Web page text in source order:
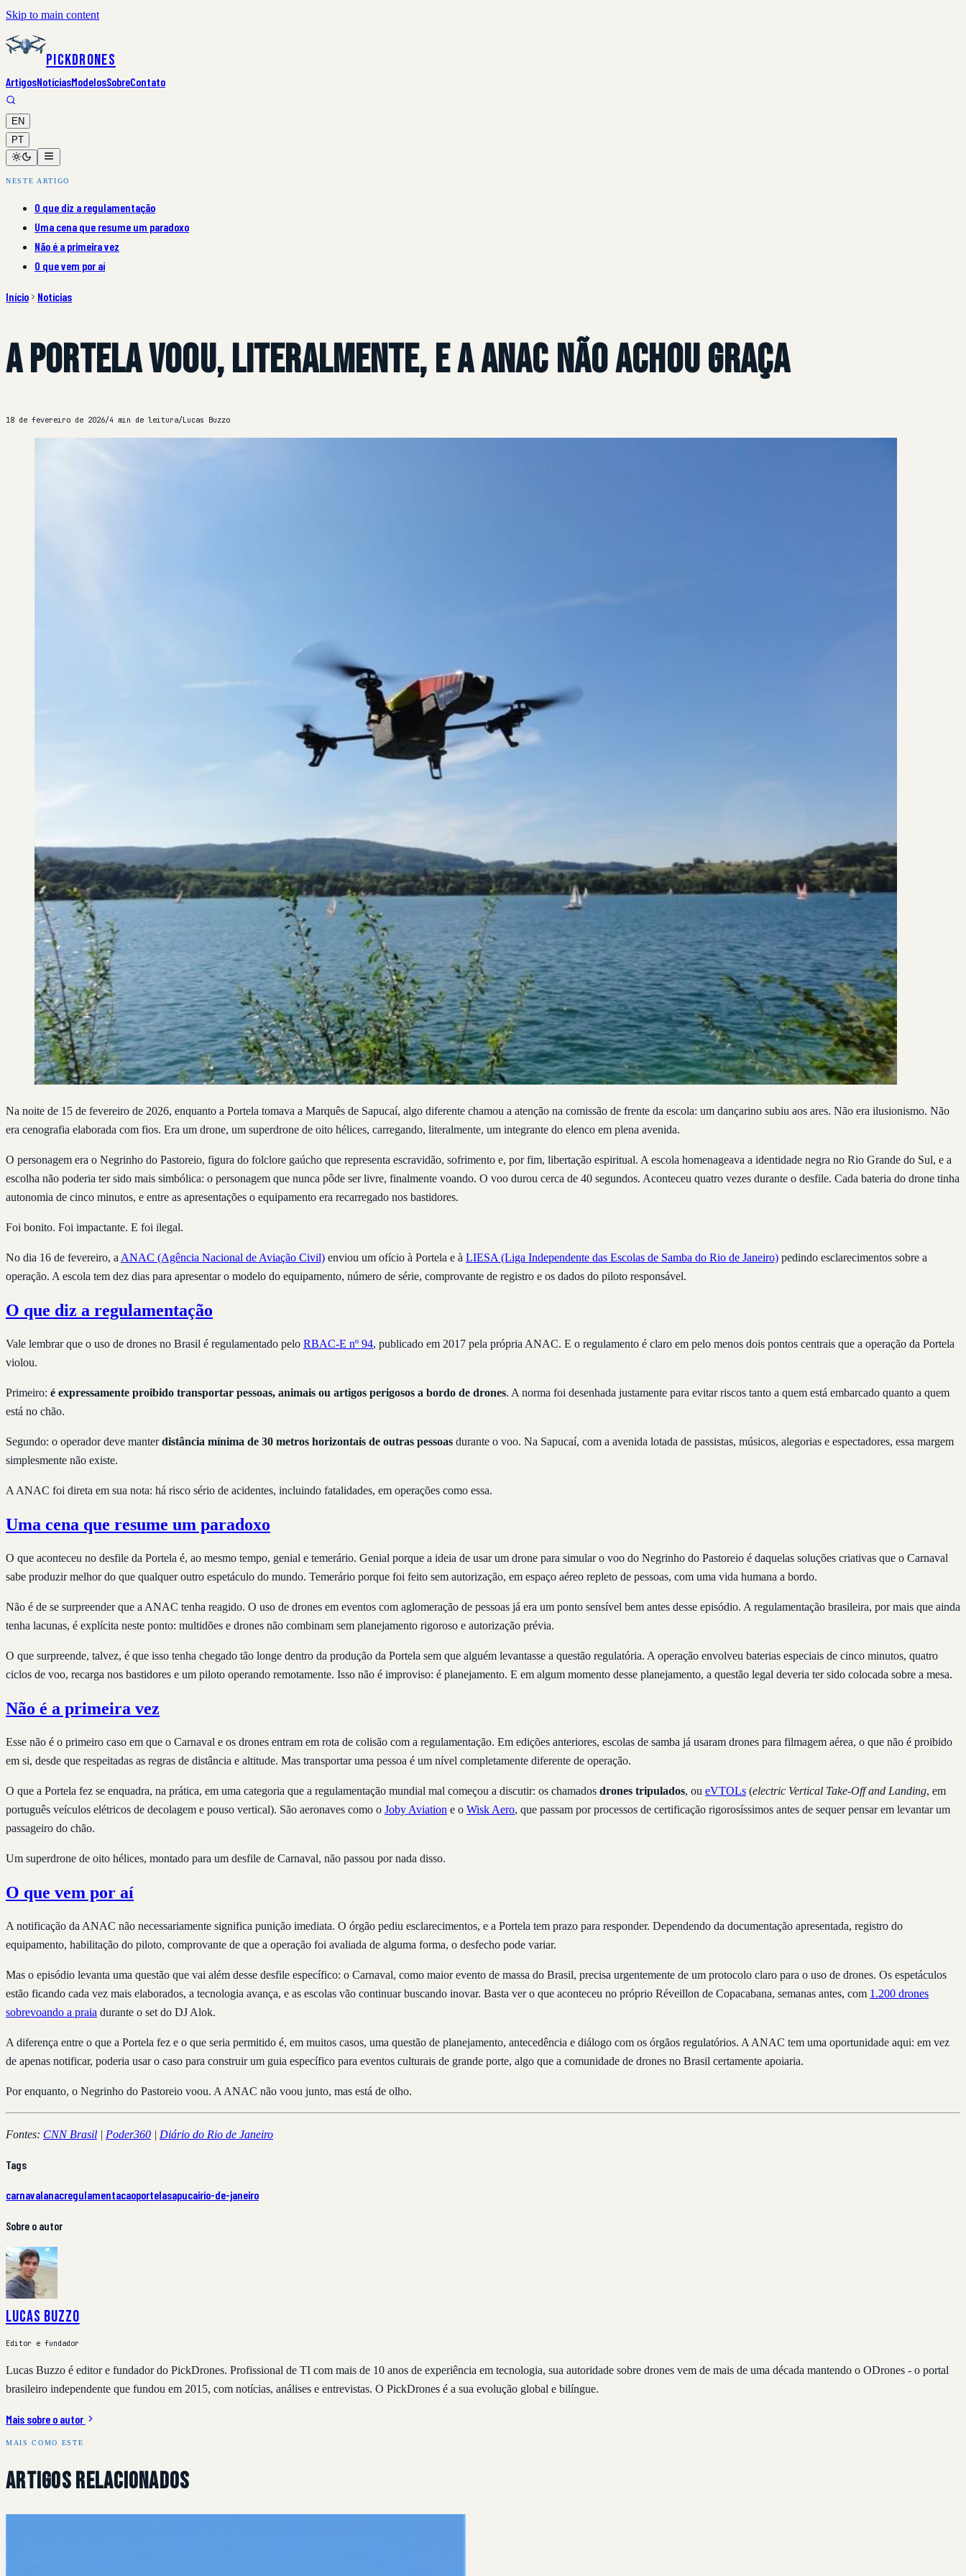
Skip to main content
PickDrones
ArtigosNotíciasModelosSobreContato
EN
PT
NESTE ARTIGO
O que diz a regulamentação
Uma cena que resume um paradoxo
Não é a primeira vez
O que vem por aí
Início Notícias
A Portela voou, literalmente, e a ANAC não achou graça
18 de fevereiro de 2026/4 min de leitura/Lucas Buzzo
Na noite de 15 de fevereiro de 2026, enquanto a Portela tomava a Marquês de Sapucaí, algo diferente chamou a atenção na comissão de frente da escola: um dançarino subiu aos ares. Não era ilusionismo. Não
era cenografia elaborada com fios. Era um drone, um superdrone de oito hélices, carregando, literalmente, um integrante do elenco em plena avenida.
O personagem era o Negrinho do Pastoreio, figura do folclore gaúcho que representa escravidão, sofrimento e, por fim, libertação espiritual. A escola homenageava a identidade negra no Rio Grande do Sul, e a
escolha não poderia ter sido mais simbólica: o personagem que nunca pôde ser livre, finalmente voando. O voo durou cerca de 40 segundos. Aconteceu quatro vezes durante o desfile. Cada bateria do drone tinha
autonomia de cinco minutos, e entre as apresentações o equipamento era recarregado nos bastidores.
Foi bonito. Foi impactante. E foi ilegal.
No dia 16 de fevereiro, a ANAC (Agência Nacional de Aviação Civil) enviou um ofício à Portela e à LIESA (Liga Independente das Escolas de Samba do Rio de Janeiro) pedindo esclarecimentos sobre a
operação. A escola tem dez dias para apresentar o modelo do equipamento, número de série, comprovante de registro e os dados do piloto responsável.
O que diz a regulamentação
Vale lembrar que o uso de drones no Brasil é regulamentado pelo RBAC-E nº 94, publicado em 2017 pela própria ANAC. E o regulamento é claro em pelo menos dois pontos centrais que a operação da Portela
violou.
Primeiro: é expressamente proibido transportar pessoas, animais ou artigos perigosos a bordo de drones. A norma foi desenhada justamente para evitar riscos tanto a quem está embarcado quanto a quem
está no chão.
Segundo: o operador deve manterdistância mínima de 30 metros horizontais de outras pessoas durante o voo. Na Sapucaí, com a avenida lotada de passistas, músicos, alegorias e espectadores, essa margem
simplesmente não existe.
A ANAC foi direta em sua nota: há risco sério de acidentes, incluindo fatalidades, em operações como essa.
Uma cena que resume um paradoxo
O que aconteceu no desfile da Portela é, ao mesmo tempo, genial e temerário. Genial porque a ideia de usar um drone para simular o voo do Negrinho do Pastoreio é daquelas soluções criativas que o Carnaval
sabe produzir melhor do que qualquer outro espetáculo do mundo. Temerário porque foi feito sem autorização, em espaço aéreo repleto de pessoas, com uma vida humana a bordo.
Não é de se surpreender que a ANAC tenha reagido. O uso de drones em eventos com aglomeração de pessoas já era um ponto sensível bem antes desse episódio. A regulamentação brasileira, por mais que ainda
tenha lacunas, é explícita neste ponto: multidões e drones não combinam sem planejamento rigoroso e autorização prévia.
O que surpreende, talvez, é que isso tenha chegado tão longe dentro da produção da Portela sem que alguém levantasse a questão regulatória. A operação envolveu baterias especiais de cinco minutos, quatro
ciclos de voo, recarga nos bastidores e um piloto operando remotamente. Isso não é improviso: é planejamento. E em algum momento desse planejamento, a questão legal deveria ter sido colocada sobre a mesa.
Não é a primeira vez
Esse não é o primeiro caso em que o Carnaval e os drones entram em rota de colisão com a regulamentação. Em edições anteriores, escolas de samba já usaram drones para filmagem aérea, o que não é proibido
em si, desde que respeitadas as regras de distância e altitude. Mas transportar uma pessoa é um nível completamente diferente de operação.
O que a Portela fez se enquadra, na prática, em uma categoria que a regulamentação mundial mal começou a discutir: os chamados drones tripulados, ou eVTOLs (electric Vertical Take-Off and Landing, em
português veículos elétricos de decolagem e pouso vertical). São aeronaves como o Joby Aviation e o Wisk Aero, que passam por processos de certificação rigorosíssimos antes de sequer pensar em levantar um
passageiro do chão.
Um superdrone de oito hélices, montado para um desfile de Carnaval, não passou por nada disso.
O que vem por aí
A notificação da ANAC não necessariamente significa punição imediata. O órgão pediu esclarecimentos, e a Portela tem prazo para responder. Dependendo da documentação apresentada, registro do
equipamento, habilitação do piloto, comprovante de que a operação foi avaliada de alguma forma, o desfecho pode variar.
Mas o episódio levanta uma questão que vai além desse desfile específico: o Carnaval, como maior evento de massa do Brasil, precisa urgentemente de um protocolo claro para o uso de drones. Os espetáculos
estão ficando cada vez mais elaborados, a tecnologia avança, e as escolas vão continuar buscando inovar. Basta ver o que aconteceu no próprio Réveillon de Copacabana, semanas antes, com 1.200 drones
sobrevoando a praia durante o set do DJ Alok.
A diferença entre o que a Portela fez e o que seria permitido é, em muitos casos, uma questão de planejamento, antecedência e diálogo com os órgãos regulatórios. A ANAC tem uma oportunidade aqui: em vez
de apenas notificar, poderia usar o caso para construir um guia específico para eventos culturais de grande porte, algo que a comunidade de drones no Brasil certamente apoiaria.
Por enquanto, o Negrinho do Pastoreio voou. A ANAC não voou junto, mas está de olho.
Fontes: CNN Brasil | Poder360 | Diário do Rio de Janeiro
Tags
carnavalanacregulamentacaoportelasapucairio-de-janeiro
Sobre o autor
Lucas Buzzo
Editor e fundador
Lucas Buzzo é editor e fundador do PickDrones. Profissional de TI com mais de 10 anos de experiência em tecnologia, sua autoridade sobre drones vem de mais de uma década mantendo o ODrones - o portal
brasileiro independente que fundou em 2015, com notícias, análises e entrevistas. O PickDrones é a sua evolução global e bilíngue.
Mais sobre o autor
MAIS COMO ESTE
Artigos Relacionados